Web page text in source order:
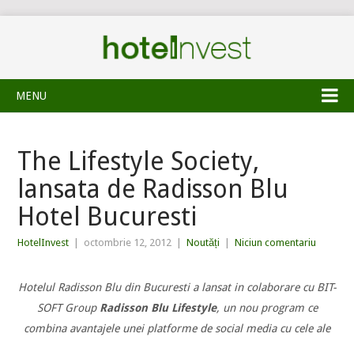
MENU
The Lifestyle Society,
lansata de Radisson Blu
Hotel Bucuresti
HotelInvest octombrie 12, 2012 Noutăți Niciun comentariu
Hotelul Radisson Blu din Bucuresti a lansat in colaborare cu BIT-
SOFT Group Radisson Blu Lifestyle, un nou program ce
combina avantajele unei platforme de social media cu cele ale